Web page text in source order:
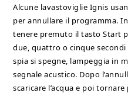
Alcune lavastoviglie Ignis
per annullare il programma.
tenere premuto il tasto Start
due, quattro o cinque
spia si spegne, lampeggia in
segnale acustico. Dopo
scaricare l’acqua e poi